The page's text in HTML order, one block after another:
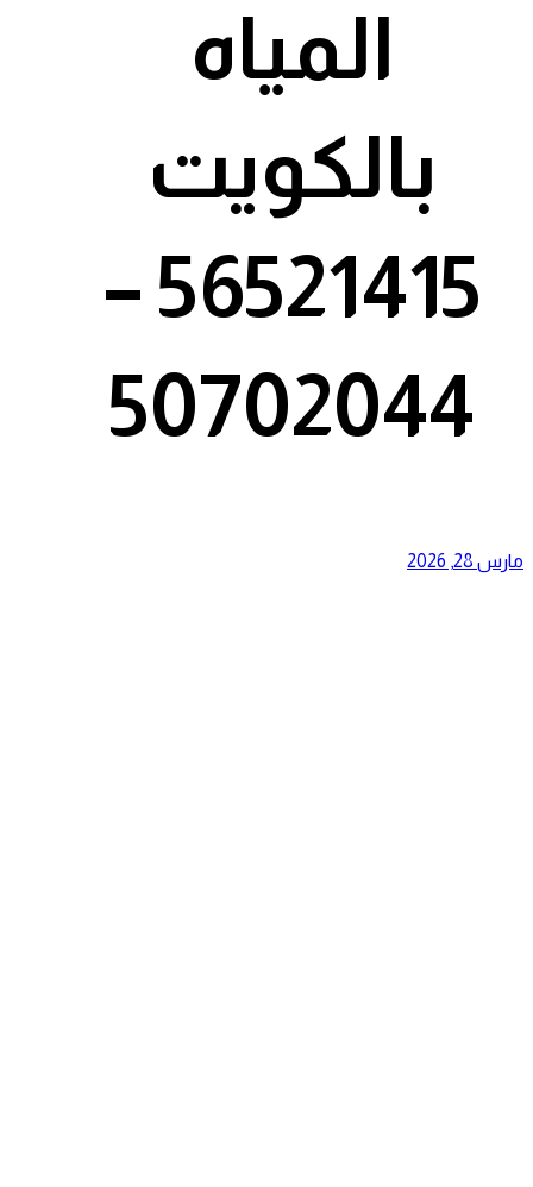
المياه
بالكويت
56521415 –
50702044
مارس 28, 2026